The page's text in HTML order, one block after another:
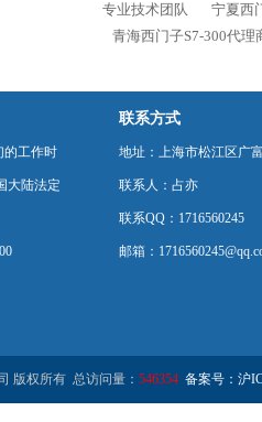
专业技术团队
宁夏西
青海西门子S7-300代理
的工作时
大陆法定
联系方式
地址：上海市松江区广
联系人：占亦
联系QQ：1716560245
邮箱：
版权所有 总访问量： 546354 备案号：沪